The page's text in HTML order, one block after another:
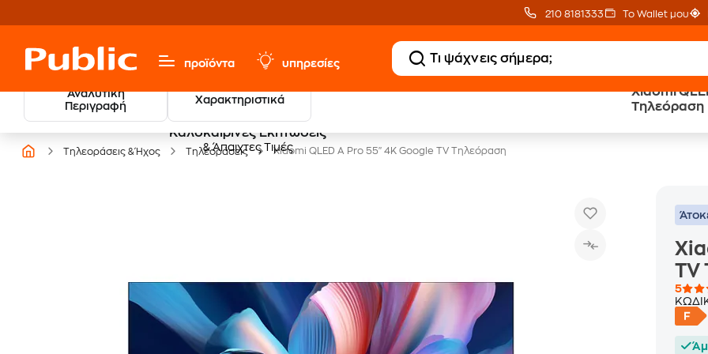
210 8181333 Το Wallet μου
προϊόντα υπηρεσίες
Αναλυτική
Περιγραφή
Χαρακτηριστικά
Xiaomi
Τηλεόραση
Καλοκαιρινές Εκπτώσεις
& Άπαιχτες Τιμές
Εγγύηση
Τηλεοράσεις & Ήχος Τηλεοράσεις Xiaomi QLED A Pro 55" 4K Google TV Τηλεόραση
TV
5